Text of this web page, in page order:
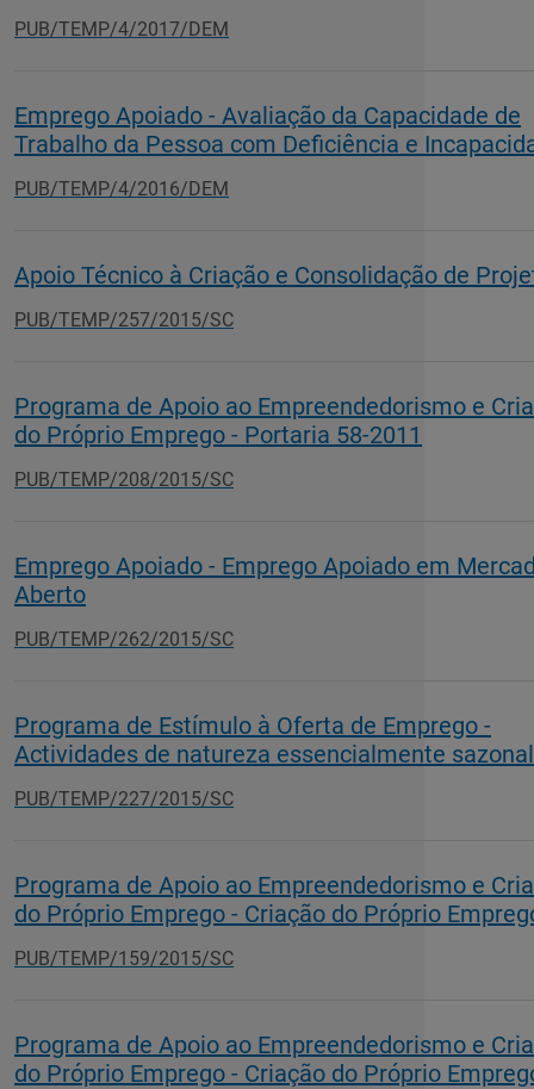
PUB/TEMP/4/2017/DEM
Emprego Apoiado - Avaliação da Capacidade de
Trabalho da Pessoa com Deficiência e
PUB/TEMP/4/2016/DEM
Apoio Técnico à Criação e Consolidação de
PUB/TEMP/257/2015/SC
Programa de Apoio ao Empreendedorismo e
do Próprio Emprego - Portaria 58-2011
PUB/TEMP/208/2015/SC
Emprego Apoiado - Emprego Apoiado em
Aberto
PUB/TEMP/262/2015/SC
Programa de Estímulo à Oferta de Emprego -
Actividades de natureza essencialmente sazonal
PUB/TEMP/227/2015/SC
Programa de Apoio ao Empreendedorismo e
do Próprio Emprego - Criação do Próprio
PUB/TEMP/159/2015/SC
Programa de Apoio ao Empreendedorismo e
do Próprio Emprego - Criação do Próprio